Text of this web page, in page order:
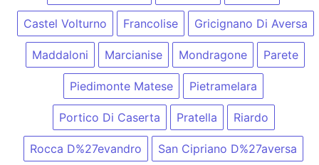
Castel Volturno Francolise Gricignano Di Aversa
Maddaloni Marcianise Mondragone Parete
Piedimonte Matese Pietramelara
Portico Di Caserta Pratella Riardo
Rocca D%27evandro San Cipriano D%27aversa